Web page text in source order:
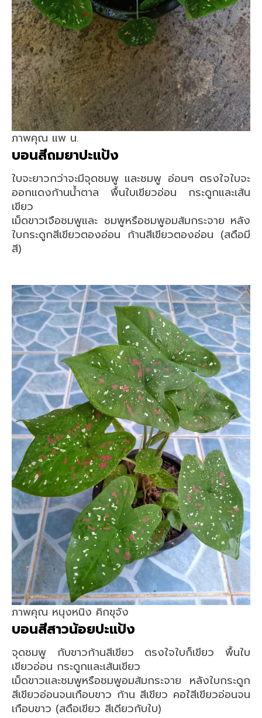
ภาพคุณ แพ น.
บอนสีถมยาปะแป้ง
ใบจะยาวกว่าจะมีจุดชมพู และชมพู อ่อนๆ ตรงใจใบจะ
ออกแดงก้านน้ำตาล พื้นใบเขียวอ่อน กระดูกและเส้น
เขียว
เม็ดขาวเจือชมพูและ ชมพูหรือชมพูอมส้มกระจาย หลัง
ใบกระดูกสีเขียวตองอ่อน ก้านสีเขียวตองอ่อน (สดือมี
สี)
ภาพคุณ หนุงหนิง คิกขุจัง
บอนสีสาวน้อยปะแป้ง
จุดชมพู กับขาวก้านสีเขียว ตรงใจใบก็เขียว พื้นใบ
เขียวอ่อน กระดูกและเส้นเขียว
เม็ดขาวและชมพูหรือชมพูอมส้มกระจาย หลังใบกระดูก
สีเขียวอ่อนจนเกือบขาว ก้าน สีเขียว คอใสีเขียวอ่อนจน
เกือบขาว (สดือเขียว สีเดียวกับใบ)